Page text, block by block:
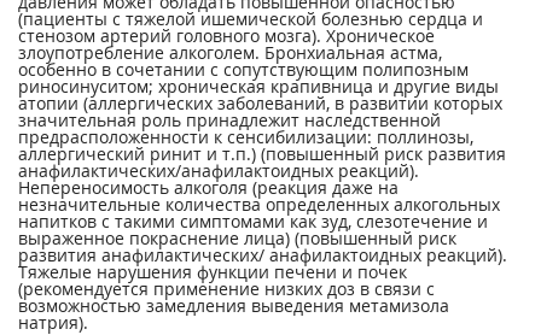
(пациенты с тяжелой ишемической болезнью сердца и
стенозом артерий головного мозга). Хроническое
злоупотребление алкоголем. Бронхиальная астма,
особенно в сочетании с сопутствующим полипозным
риносинуситом; хроническая крапивница и другие виды
атопии (аллергических заболеваний, в развитии которых
значительная роль принадлежит наследственной
предрасположенности к сенсибилизации: поллинозы,
аллергический ринит и т.п.) (повышенный риск развития
анафилактических/анафилактоидных реакций).
Непереносимость алкоголя (реакция даже на
незначительные количества определенных алкогольных
напитков с такими симптомами как зуд, слезотечение и
выраженное покраснение лица) (повышенный риск
развития анафилактических/ анафилактоидных реакций).
Тяжелые нарушения функции печени и почек
(рекомендуется применение низких доз в связи с
возможностью замедления выведения метамизола
натрия).